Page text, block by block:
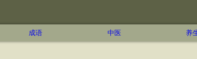
成语 中医 养